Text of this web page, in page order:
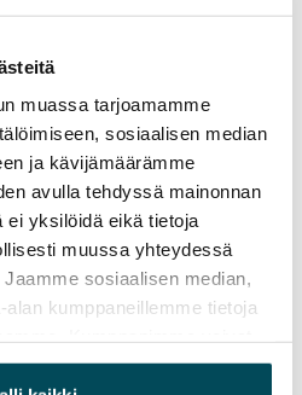
muassa tarjoamamme
sosiaalisen median
ja kävijämäärämme
avulla tehdyssä mainonnan
ei yksilöidä eikä tietoja
muussa yhteydessä
sosiaalisen median,
kumppaneillemme tietoja
tietoihin, joita olet antanut
48,5 m² · 2h+kk
ohjeet